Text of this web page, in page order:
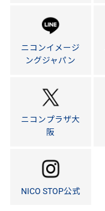
ニコンイメージ
ングジャパン
ニコンプラザ大
阪
NICO STOP公式